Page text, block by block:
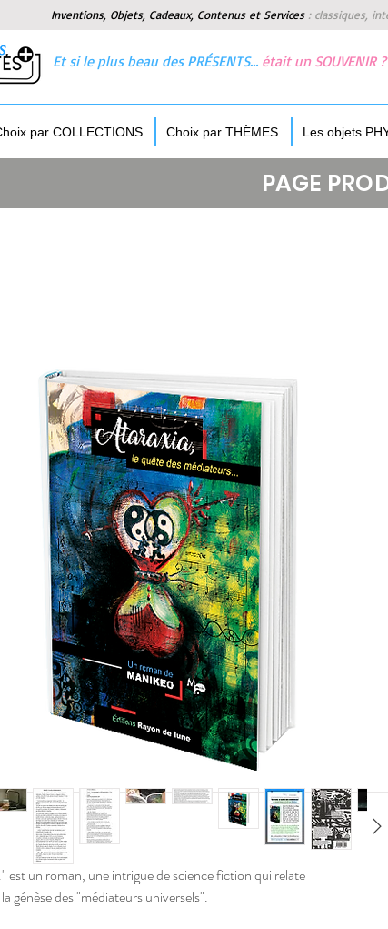
Inventions, Objets, Cadeaux, Contenus et Services : classiques,
Et si le plus beau des PRÉSENTS… était un SOUVENIR ?
par COLLECTIONS Choix par THÈMES Les objets
PAGE
est un roman, une intrigue de science fiction qui relate
génèse des "médiateurs universels".